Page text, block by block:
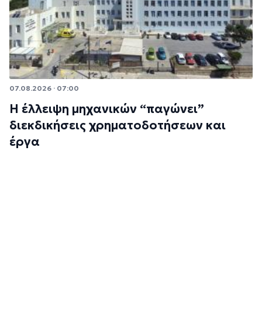
07.08.2026 · 07:00
Η έλλειψη μηχανικών “παγώνει”
διεκδικήσεις χρηματοδοτήσεων και
έργα